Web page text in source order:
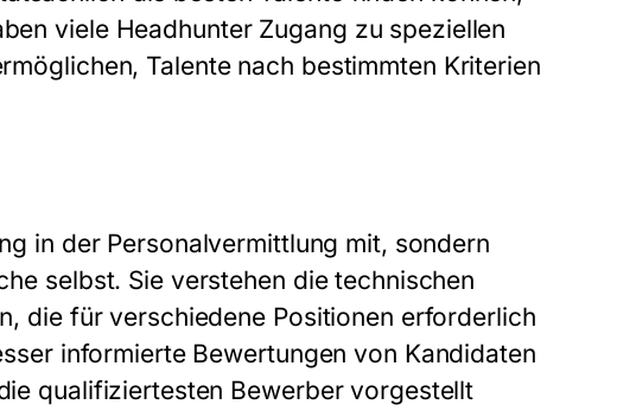
viele Headhunter Zugang zu speziellen
Talente nach bestimmten Kriterien
in der Personalvermittlung mit, sondern
selbst. Sie verstehen die technischen
die für verschiedene Positionen erforderlich
informierte Bewertungen von Kandidaten
qualifiziertesten Bewerber vorgestellt